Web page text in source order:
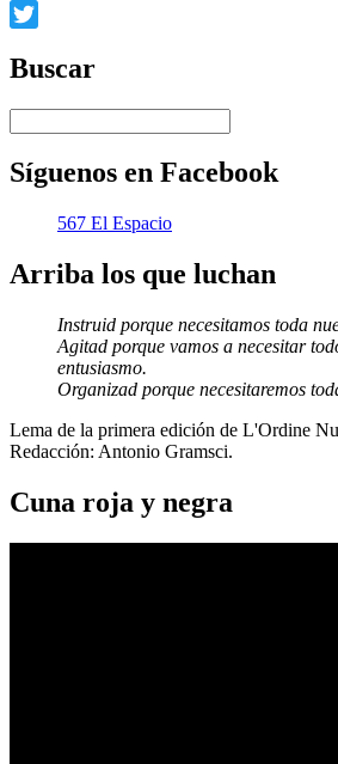
Facebook
Buscar
Síguenos en Facebook
567 El Espacio
Arriba los que luchan
Instruid porque necesitamos toda
Agitad porque vamos a necesitar
entusiasmo.
Organizad porque necesitaremos
Lema de la primera edición de L'Ordine
Redacción: Antonio Gramsci.
Cuna roja y negra